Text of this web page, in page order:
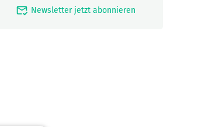
mark_email_read Newsletter jetzt abonnieren